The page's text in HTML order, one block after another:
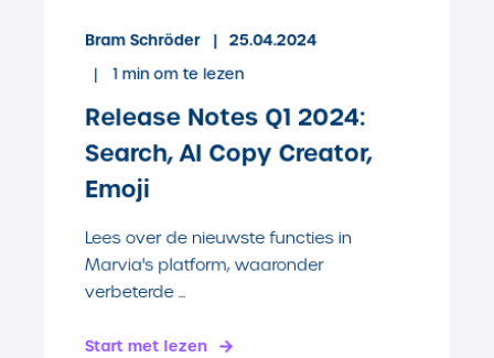
Bram Schröder
25.04.2024
1 min om te lezen
Release Notes Q1 2024:
Search, AI Copy Creator,
Emoji
Lees over de nieuwste functies in
Marvia's platform, waaronder
verbeterde ...
Start met lezen